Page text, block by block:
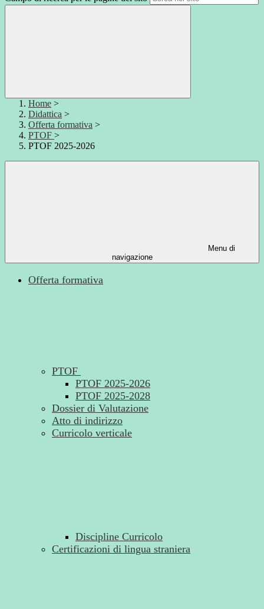
Home >
Didattica >
Offerta formativa >
PTOF >
PTOF 2025-2026
Menu di
navigazione
Offerta formativa
PTOF
PTOF 2025-2026
PTOF 2025-2028
Dossier di Valutazione
Atto di indirizzo
Curricolo verticale
Discipline Curricolo
Certificazioni di lingua straniera